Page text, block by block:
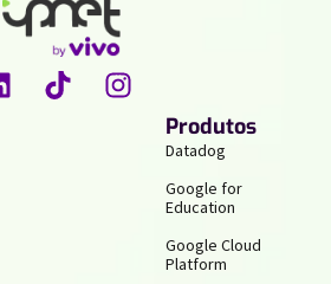
Produtos
Datadog
Google for
Education
Google Cloud
Platform